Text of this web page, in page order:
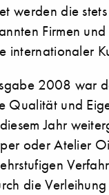
werden die
Firmen
internationaler
2008 war
Qualität und
Jahr
oder Atelier
die